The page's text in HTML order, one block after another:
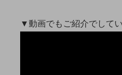
▼動画でもご紹介でしてい